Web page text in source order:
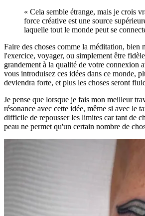
« Cela semble étrange, mais je crois
force créative est une source
laquelle tout le monde peut se
Faire des choses comme la méditation, bien
l'exercice, voyager, ou simplement être
grandement à la qualité de votre connexion
vous introduisez ces idées dans ce monde,
deviendra forte, et plus les choses seront
Je pense que lorsque je fais mon meilleur
résonance avec cette idée, même si avec le
difficile de repousser les limites car tant de
peau ne permet qu'un certain nombre de